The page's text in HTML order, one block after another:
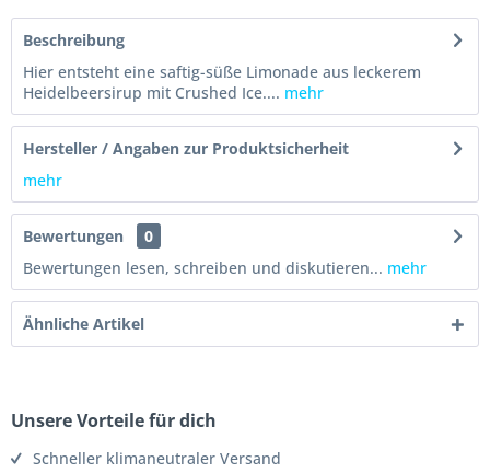
Beschreibung
Hier entsteht eine saftig-süße Limonade aus leckerem
Heidelbeersirup mit Crushed Ice.... mehr
Hersteller / Angaben zur Produktsicherheit
mehr
Bewertungen
0
Bewertungen lesen, schreiben und diskutieren... mehr
Ähnliche Artikel
Unsere Vorteile für dich
Schneller klimaneutraler Versand